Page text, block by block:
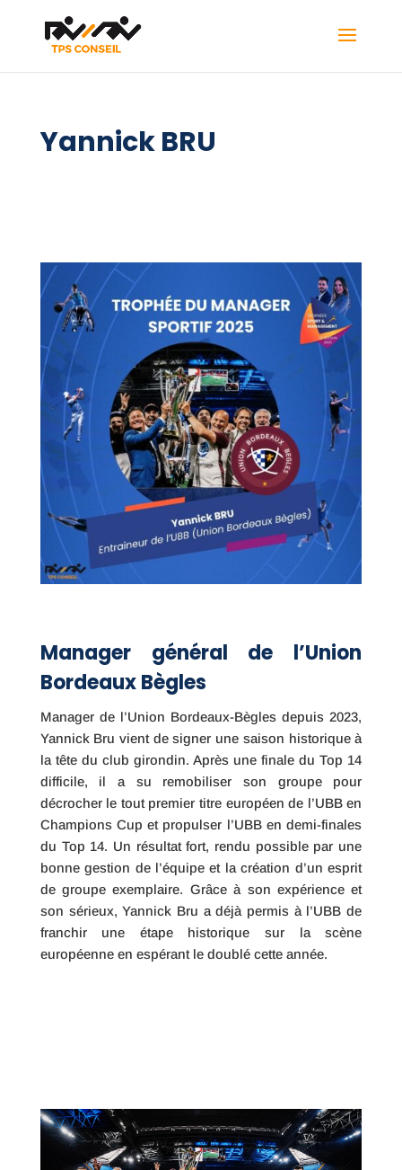
Yannick BRU
Manager général de l’Union
Bordeaux Bègles
Manager de l’Union Bordeaux-Bègles depuis 2023,
Yannick Bru vient de signer une saison historique à
la tête du club girondin. Après une finale du Top 14
difficile, il a su remobiliser son groupe pour
décrocher le tout premier titre européen de l’UBB en
Champions Cup et propulser l’UBB en demi-finales
du Top 14. Un résultat fort, rendu possible par une
bonne gestion de l’équipe et la création d’un esprit
de groupe exemplaire. Grâce à son expérience et
son sérieux, Yannick Bru a déjà permis à l’UBB de
franchir une étape historique sur la scène
européenne en espérant le doublé cette année.